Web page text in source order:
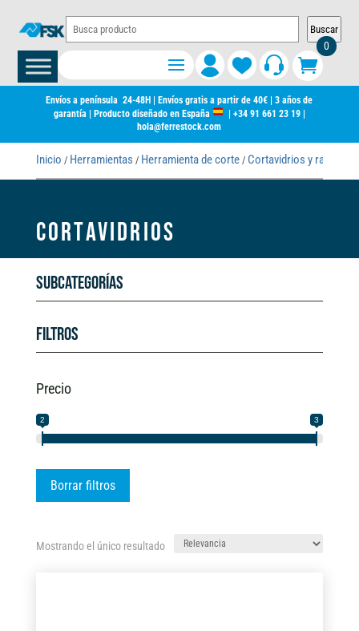
Buscar
0
Envíos a península 24-48H | Envíos gratis a partir de 40€ | 3 años de
garantía | Producto diseñado en España
+34 91 661 23 19|
hola@ferrestock.com
Inicio / Herramientas / Herramienta de corte/ Cortavidrios y
CORTAVIDRIOS
Subcategorías
Filtros
Precio
2 3
Borrar filtros
Mostrando el único resultado